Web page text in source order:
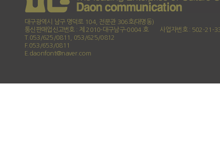
대구광역시 남구 명덕로 104, 전문관 306호(대명동)
통신판매업신고번호 : 제 2010-대구남구-0004 호
사업자번호 : 502-21-
T.053/625/0811, 053/625/0812
F.053/653/0811
E.daonfont@naver.com